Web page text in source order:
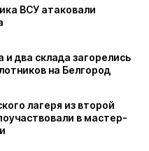
ВСУ атаковали
два склада загорелись
на Белгород
лагеря из второй
в мастер-